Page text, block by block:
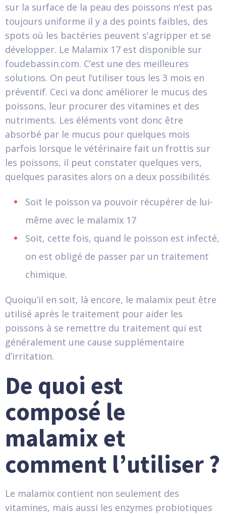
sur la surface de la peau des poissons n'est pas
toujours uniforme il y a des points faibles, des
spots où les bactéries peuvent s'agripper et se
développer. Le Malamix 17 est disponible sur
foudebassin.com. C’est une des meilleures
solutions. On peut l’utiliser tous les 3 mois en
préventif. Ceci va donc améliorer le mucus des
poissons, leur procurer des vitamines et des
nutriments. Les éléments vont donc être
absorbé par le mucus pour quelques mois
parfois lorsque le vétérinaire fait un frottis sur
les poissons, il peut constater quelques vers,
quelques parasites alors on a deux possibilités.
Soit le poisson va pouvoir récupérer de lui-
même avec le malamix 17
Soit, cette fois, quand le poisson est infecté,
on est obligé de passer par un traitement
chimique.
Quoiqu’il en soit, là encore, le malamix peut être
utilisé après le traitement pour aider les
poissons à se remettre du traitement qui est
généralement une cause supplémentaire
d’irritation.
De quoi est
composé le
malamix et
comment l’utiliser ?
Le malamix contient non seulement des
vitamines, mais aussi les enzymes probiotiques